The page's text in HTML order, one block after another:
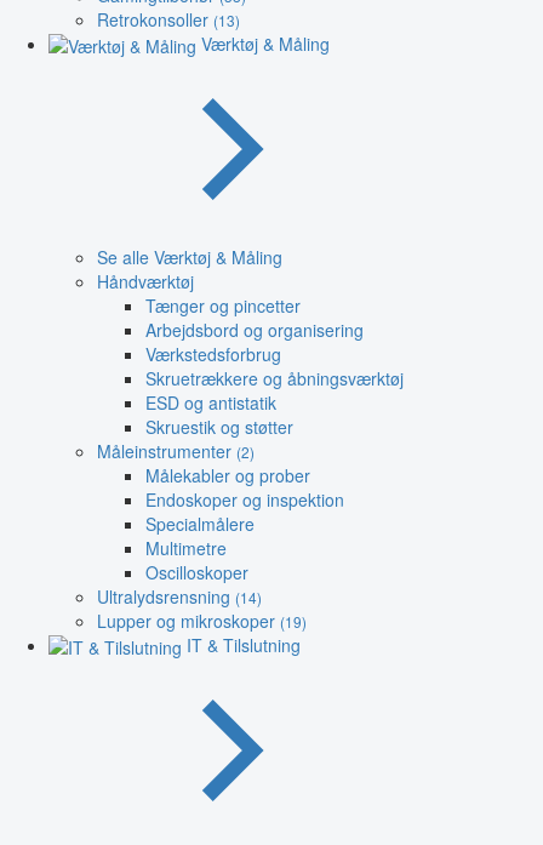
Retrokonsoller (13)
Værktøj & Måling
Se alle Værktøj & Måling
Håndværktøj
Tænger og pincetter
Arbejdsbord og organisering
Værkstedsforbrug
Skruetrækkere og åbningsværktøj
ESD og antistatik
Skruestik og støtter
Måleinstrumenter (2)
Målekabler og prober
Endoskoper og inspektion
Specialmålere
Multimetre
Oscilloskoper
Ultralydsrensning (14)
Lupper og mikroskoper (19)
IT & Tilslutning